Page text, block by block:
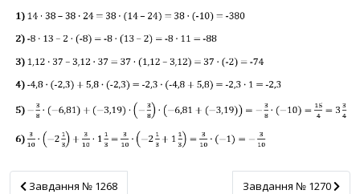
Завдання № 1268
Завдання № 1268 Завдання № 1270
Завдання № 1270